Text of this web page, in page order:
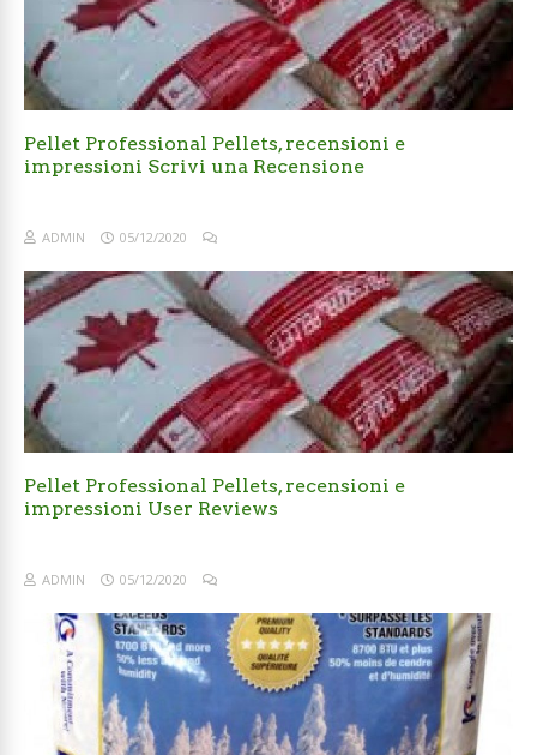
Pellet Professional Pellets, recensioni e
impressioni Scrivi una Recensione
ADMIN 05/12/2020
Pellet Professional Pellets, recensioni e
impressioni User Reviews
ADMIN 05/12/2020